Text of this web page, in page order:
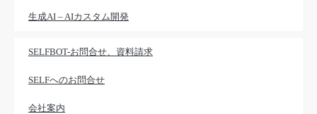
生成AI – AIカスタム開発
SELFBOT-お問合せ、資料請求
SELFへのお問合せ
会社案内